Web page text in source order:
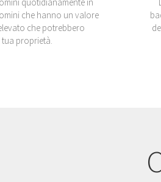
che hanno un valore
che potrebbero
proprietà.